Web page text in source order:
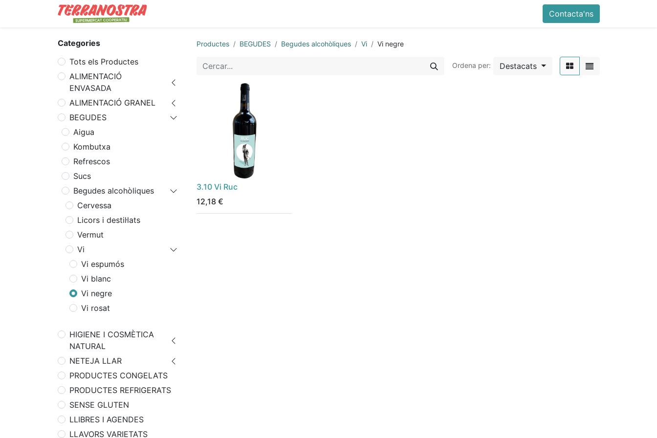
Contacta'ns
Categories
Tots els Productes
ALIMENTACIÓ
ENVASADA
ALIMENTACIÓ GRANEL
BEGUDES
Aigua
Kombutxa
Refrescos
Sucs
Begudes alcohòliques
Cervessa
Licors i destil·lats
Vermut
Vi
Vi espumós
Vi blanc
Vi negre
Vi rosat
HIGIENE I COSMÈTICA
NATURAL
NETEJA LLAR
PRODUCTES CONGELATS
PRODUCTES REFRIGERATS
SENSE GLUTEN
LLIBRES I AGENDES
LLAVORS VARIETATS
Productes BEGUDES Begudes alcohòliques Vi Vi negre
Ordena per: Destacats
3.10 Vi Ruc
12,18 €